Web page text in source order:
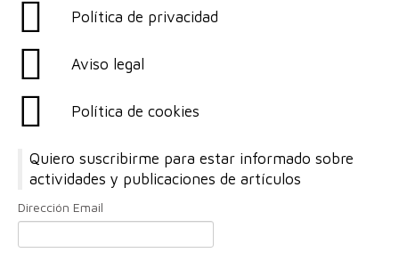
Política de privacidad
Aviso legal
Política de cookies
Quiero suscribirme para estar informado sobre
actividades y publicaciones de artículos
Dirección Email